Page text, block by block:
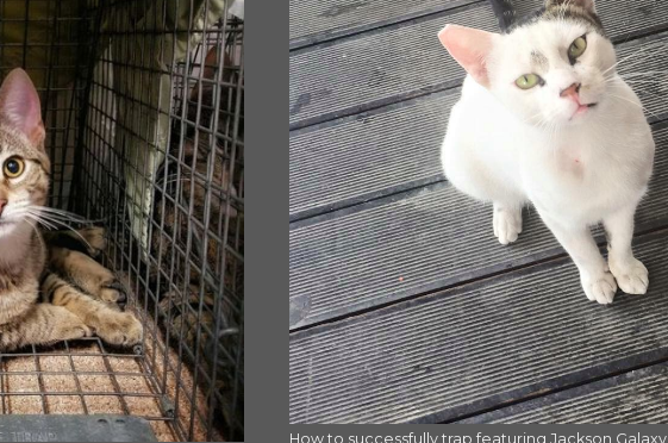
How to successfully trap featuring Jackson Galaxy